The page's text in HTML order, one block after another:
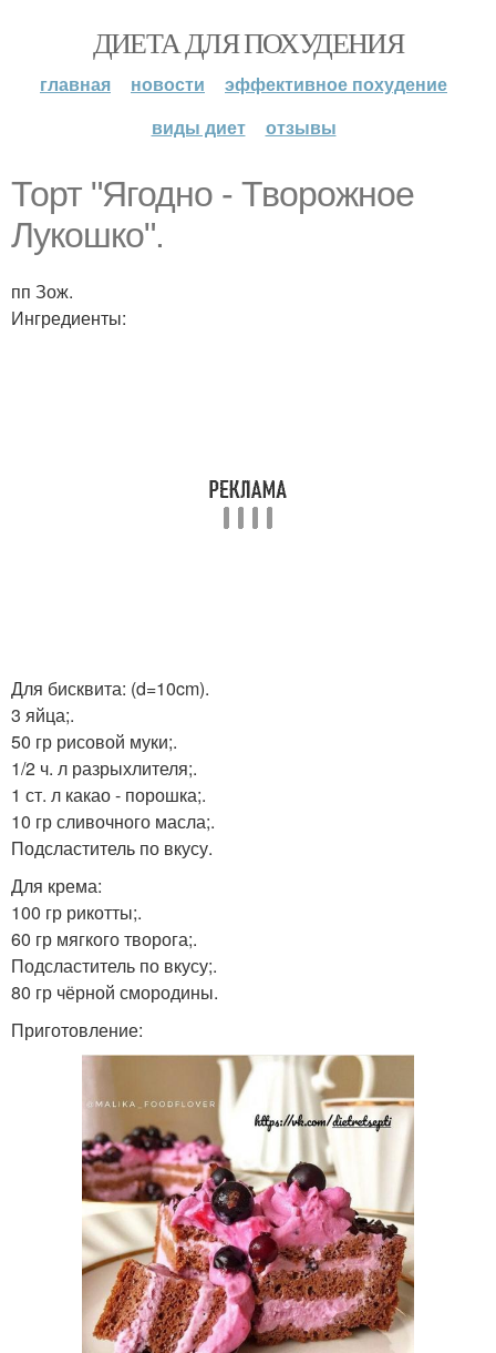
ДИЕТА ДЛЯ ПОХУДЕНИЯ
главная новости
эффективное похудение
виды диет
отзывы
Торт "Ягодно - Творожное
Лукошко".
пп Зож.
Ингредиенты:
Для бисквита: (d=10cm).
3 яйца;.
50 гр рисовой муки;.
1/2 ч. л разрыхлителя;.
1 ст. л какао - порошка;.
10 гр сливочного масла;.
Подсластитель по вкусу.
Для крема:
100 гр рикотты;.
60 гр мягкого творога;.
Подсластитель по вкусу;.
80 гр чёрной смородины.
Приготовление: